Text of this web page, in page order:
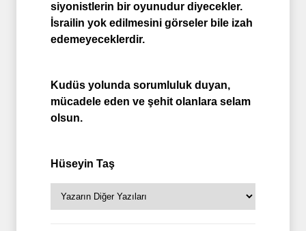
siyonistlerin bir oyunudur diyecekler.
İsrailin yok edilmesini görseler bile izah
edemeyeceklerdir.
Kudüs yolunda sorumluluk duyan,
mücadele eden ve şehit olanlara selam
olsun.
Hüseyin Taş